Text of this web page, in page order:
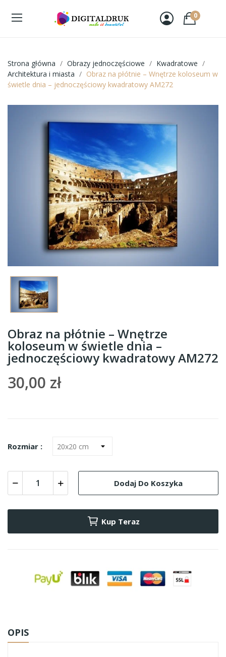
0
Strona główna Obrazy jednoczęściowe
Kwadratowe
Architektura i miasta
Obraz na płótnie – Wnętrze koloseum w
świetle dnia – jednoczęściowy kwadratowy AM272
Obraz na płótnie – Wnętrze
koloseum w świetle dnia –
jednoczęściowy kwadratowy AM272
30,00 zł
Rozmiar :
Dodaj Do Koszyka
Kup Teraz
OPIS